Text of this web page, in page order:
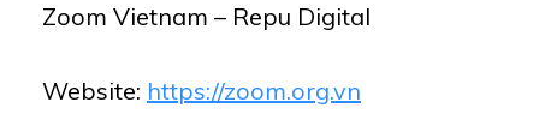
Zoom Vietnam – Repu Digital
Website: https://zoom.org.vn